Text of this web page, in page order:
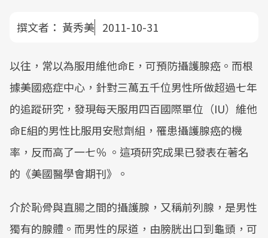
撰文者： 黃秀美 2011-10-31
以往，常以為服用維他命E，可預防攝護腺癌。而根
據美國癌症中心，針對三萬五千位男性所做超過七年
的追蹤研究，發現每天服用四百國際單位（IU）維他
命E組的男性比服用安慰劑組，罹患攝護腺癌的機
率，反而高了一七％ 。這項研究成果已發表在著名
的《美國醫學會期刊》。
介於恥骨與直腸之間的攝護腺，又稱前列腺，是男性
獨有的腺體。而男性的尿道，由膀胱出口到龜頭，可